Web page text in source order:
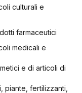
culturali e
farmaceutici
medicali e
e di articoli di
piante, fertilizzanti,